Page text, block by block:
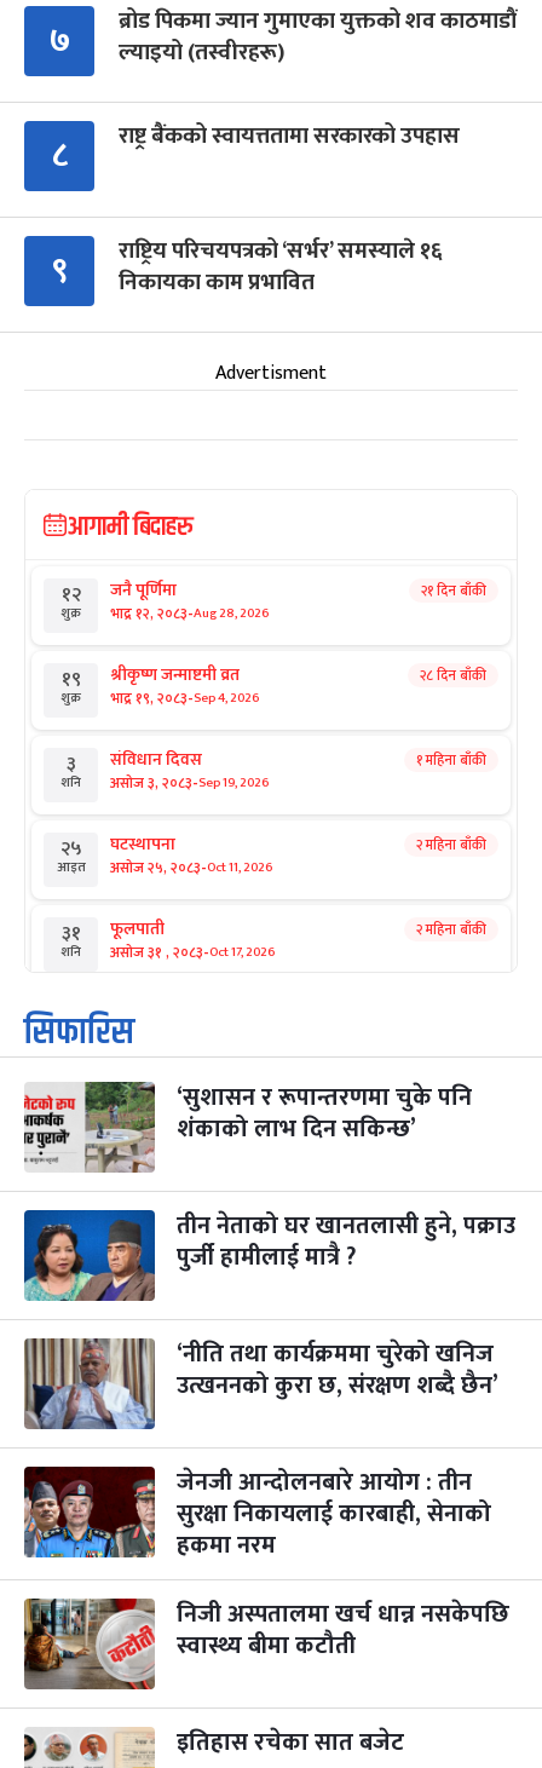
७
ब्रोड पिकमा ज्यान गुमाएका युक्तको शव काठमाडौं
ल्याइयो (तस्वीरहरू)
८ राष्ट्र बैंकको स्वायत्ततामा सरकारको उपहास
९
राष्ट्रिय परिचयपत्रको ‘सर्भर’ समस्याले १६
निकायका काम प्रभावित
Advertisment
आगामी बिदाहरु
१२
शुक्र
जनै पूर्णिमा
भाद्र १२, २०८३-Aug 28, 2026
२१ दिन बाँकी
१९
शुक्र
श्रीकृष्ण जन्माष्टमी व्रत
भाद्र १९, २०८३-Sep 4, 2026
२८ दिन बाँकी
३
शनि
संविधान दिवस
असोज ३, २०८३-Sep 19, 2026
१ महिना बाँकी
२५
आइत
घटस्थापना
असोज २५, २०८३-Oct 11, 2026
२ महिना बाँकी
३१
शनि
फूलपाती
असोज ३१ , २०८३-Oct 17, 2026
२ महिना बाँकी
१
आइत
कार्तिक सङ्क्रान्ति
कार्तिक १, २०८३
३
मंगल
महानवमी
कार्तिक ३, २०८३-Oct 20, 2026
२ महिना बाँकी
४
बुध कार्तिक ४, २०८३ Oct 21, 2026
५
बिहि
पापा‌ङ्कुशा एकादशी व्रत
कार्तिक ५, २०८३
२२
आइत
कुकुर तिहार
कार्तिक २२, २०८३-Nov 8, 2026
३ महिना बाँकी
२३ गाई पूजा
कार्तिक २३, २०८३
२४
मंगल
गोरुपुजा
कार्तिक २४, २०८३-Nov 10, 2026
३ महिना बाँकी
२५
बुध
भाइटीका
कार्तिक २५, २०८३ - Nov 11, 2026
३ महिना बाँकी
२९
आइत
छठपर्व
कार्तिक २९, २०८३-Nov 15, 2026
सिफारिस
‘सुशासन र रूपान्तरणमा चुके पनि
शंकाको लाभ दिन सकिन्छ’
तीन नेताको घर खानतलासी हुने, पक्राउ
पुर्जी हामीलाई मात्रै ?
‘नीति तथा कार्यक्रममा चुरेको खनिज
उत्खननको कुरा छ, संरक्षण शब्दै छैन’
जेनजी आन्दोलनबारे आयोग : तीन
सुरक्षा निकायलाई कारबाही, सेनाको
हकमा नरम
निजी अस्पतालमा खर्च धान्न नसकेपछि
स्वास्थ्य बीमा कटौती
इतिहास रचेका सात बजेट